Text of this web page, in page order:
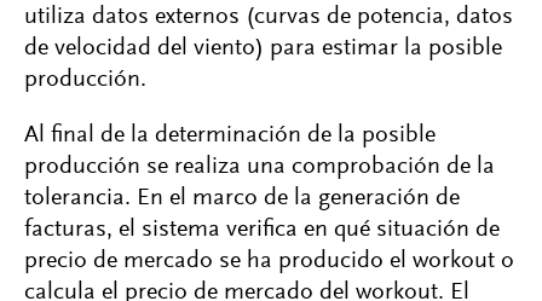
utiliza datos externos (curvas de potencia, datos
de velocidad del viento) para estimar la posible
producción.
Al final de la determinación de la posible
producción se realiza una comprobación de la
tolerancia. En el marco de la generación de
facturas, el sistema verifica en qué situación de
precio de mercado se ha producido el workout o
calcula el precio de mercado del workout. El